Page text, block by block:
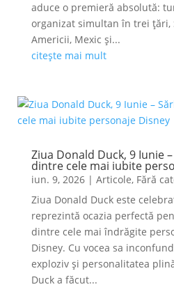
aduce o premieră absolută:
organizat simultan în trei țări,
Americii, Mexic și...
citește mai mult
Ziua Donald Duck, 9 Iunie
dintre cele mai iubite
iun. 9, 2026| Articole, Fără
Ziua Donald Duck este
reprezintă ocazia perfectă
dintre cele mai îndrăgite
Disney. Cu vocea sa
exploziv și personalitatea
Duck a făcut...